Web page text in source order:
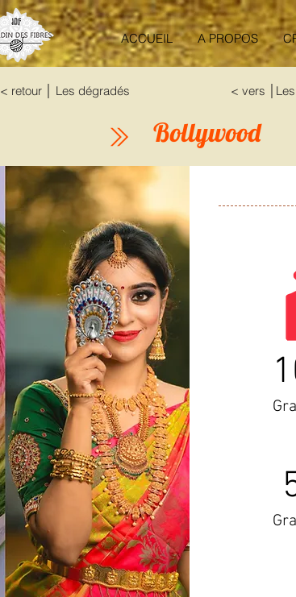
ACCUEIL A PROPOS
< retour │ Les dégradés < vers
Bollywood